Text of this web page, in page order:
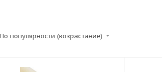
По популярности (возрастание)